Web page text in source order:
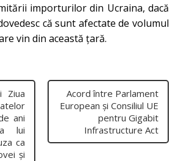
importurilor din Ucraina, dacă
că sunt afectate de volumul
vin din această țară.
Ziua
ani
lui
ca
și
Acord între Parlament
European și Consiliul UE
pentru Gigabit
Infrastructure Act